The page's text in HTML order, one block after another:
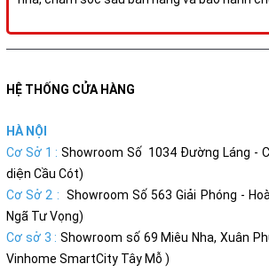
HỆ THỐNG CỬA HÀNG
HÀ NỘI
Cơ Sở 1 : Showroom Số 1034 Đường Láng -
diện Cầu Cót)
Cơ Sở 2 : Showroom Số 563 Giải Phóng -
Ngã Tư Vọng)
Cơ sở 3 : Showroom số 69 Miêu Nha, Xuân
Vinhome SmartCity Tây Mỗ )